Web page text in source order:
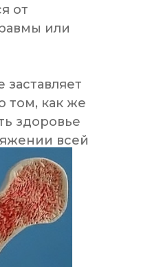
от
или
заставляет
том, как же
здоровье
всей